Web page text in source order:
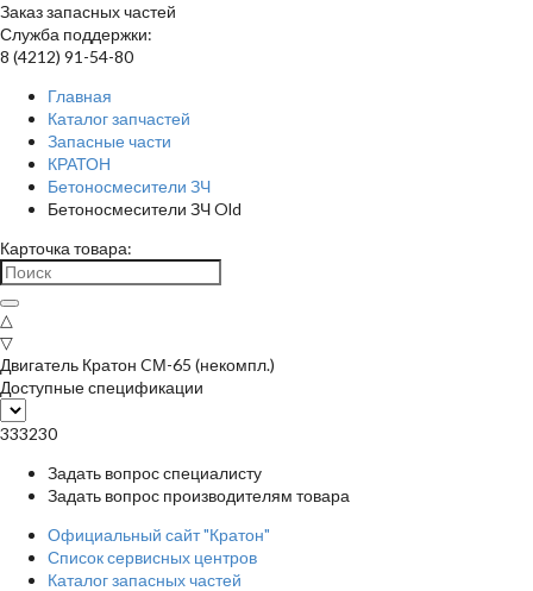
Заказ запасных частей
Служба поддержки:
8 (4212) 91-54-80
Главная
Каталог запчастей
Запасные части
КРАТОН
Бетоносмесители ЗЧ
Бетоносмесители ЗЧ Old
Карточка товара:
△
▽
Двигатель Кратон CМ-65 (некомпл.)
Доступные спецификации
333230
Задать вопрос специалисту
Задать вопрос производителям товара
Официальный сайт "Кратон"
Список сервисных центров
Каталог запасных частей